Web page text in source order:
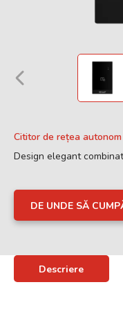
Cititor de rețea
Design elegant
DE UNDE SĂ
Descriere